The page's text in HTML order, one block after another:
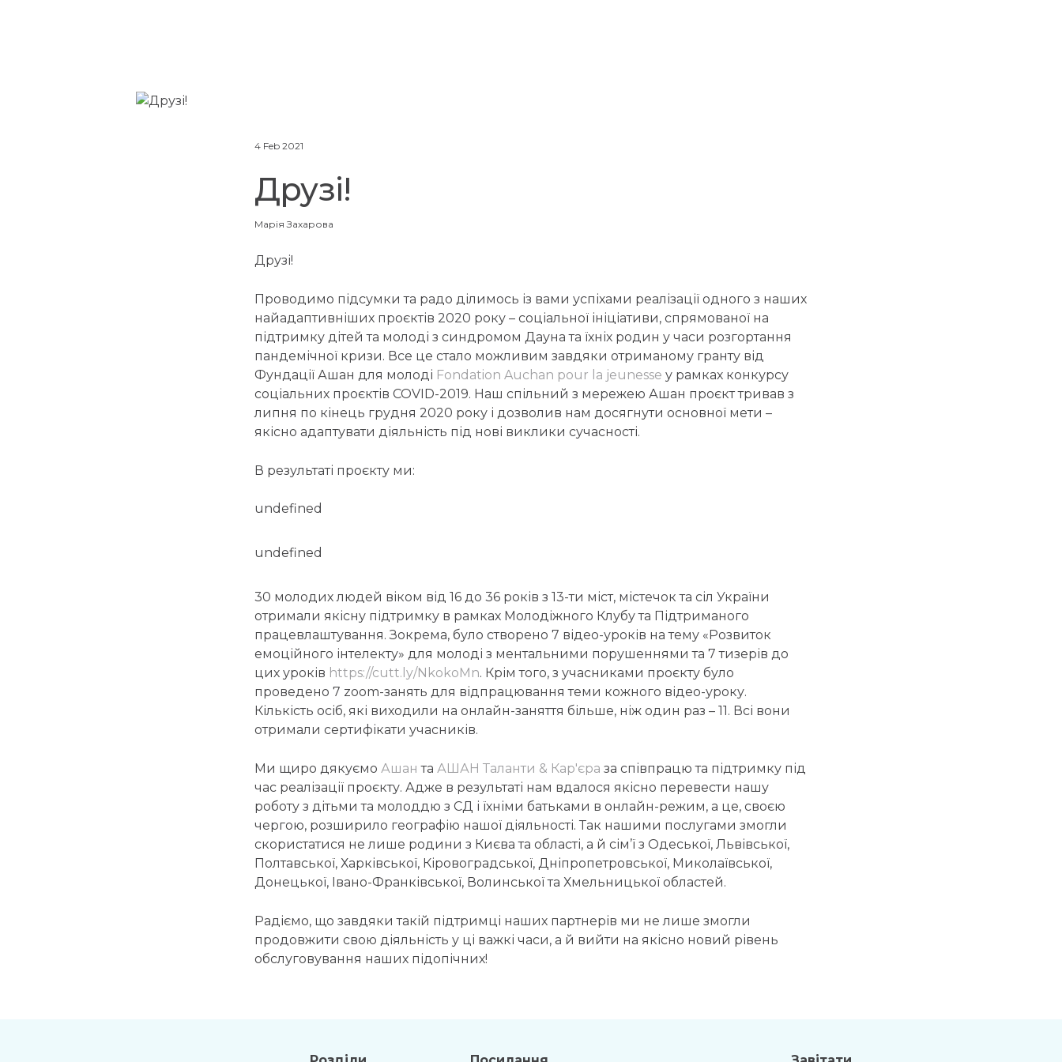
4 Feb 2021
Друзі!
Марія Захарова
Друзі!
Проводимо підсумки та радо ділимось із вами успіхами реалізації одного з наших
найадаптивніших проєктів 2020 року – соціальної ініціативи, спрямованої на
підтримку дітей та молоді з синдромом Дауна та їхніх родин у часи розгортання
пандемічної кризи. Все це стало можливим завдяки отриманому гранту від
Фундації Ашан для молоді Fondation Auchan pour la jeunesse у рамках конкурсу
соціальних проєктів COVID-2019. Наш спільний з мережею Ашан проєкт тривав з
липня по кінець грудня 2020 року і дозволив нам досягнути основної мети –
якісно адаптувати діяльність під нові виклики сучасності.
В результаті проєкту ми:
undefined
undefined
30 молодих людей віком від 16 до 36 років з 13-ти міст, містечок та сіл України
отримали якісну підтримку в рамках Молодіжного Клубу та Підтриманого
працевлаштування. Зокрема, було створено 7 відео-уроків на тему «Розвиток
емоційного інтелекту» для молоді з ментальними порушеннями та 7 тизерів до
цих уроків https://cutt.ly/NkokoMn. Крім того, з учасниками проєкту було
проведено 7 zoom-занять для відпрацювання теми кожного відео-уроку.
Кількість осіб, які виходили на онлайн-заняття більше, ніж один раз – 11. Всі вони
отримали сертифікати учасників.
Ми щиро дякуємо Ашан та АШАН Таланти & Кар'єра за співпрацю та підтримку під
час реалізації проєкту. Адже в результаті нам вдалося якісно перевести нашу
роботу з дітьми та молоддю з СД і їхніми батьками в онлайн-режим, а це, своєю
чергою, розширило географію нашої діяльності. Так нашими послугами змогли
скористатися не лише родини з Києва та області, а й сім’ї з Одеської, Львівської,
Полтавської, Харківської, Кіровоградської, Дніпропетровської, Миколаївської,
Донецької, Івано-Франківської, Волинської та Хмельницької областей.
Радіємо, що завдяки такій підтримці наших партнерів ми не лише змогли
продовжити свою діяльність у ці важкі часи, а й вийти на якісно новий рівень
обслуговування наших підопічних!